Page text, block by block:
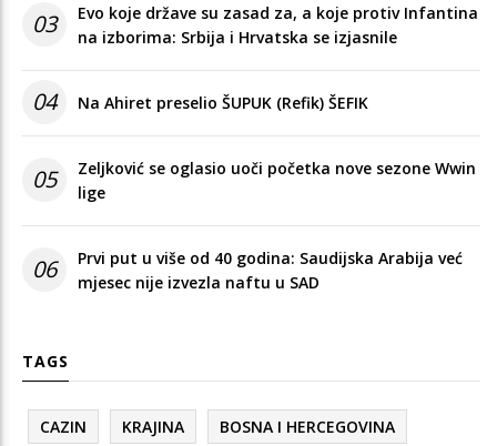
03
Evo koje države su zasad za, a koje protiv Infantina
na izborima: Srbija i Hrvatska se izjasnile
04 Na Ahiret preselio ŠUPUK (Refik) ŠEFIK
05
Zeljković se oglasio uoči početka nove sezone Wwin
lige
06
Prvi put u više od 40 godina: Saudijska Arabija već
mjesec nije izvezla naftu u SAD
TAGS
CAZIN KRAJINA BOSNA I HERCEGOVINA